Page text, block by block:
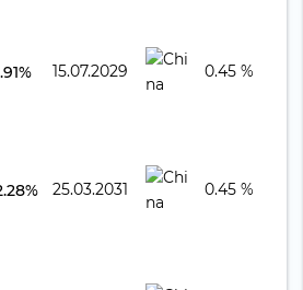
15.07.2029 0.45 %
25.03.2031 0.45 %